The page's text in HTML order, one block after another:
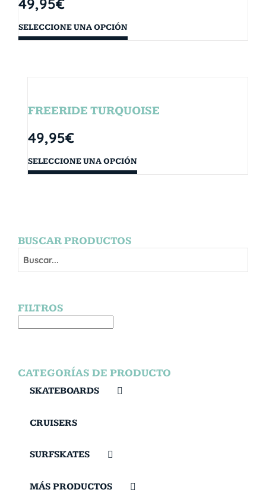
SELECCIONE UNA OPCIÓN
FREERIDE TURQUOISE
49,95€
SELECCIONE UNA OPCIÓN
BUSCAR PRODUCTOS
FILTROS
CATEGORÍAS DE PRODUCTO
SKATEBOARDS
CRUISERS
SURFSKATES
MÁS PRODUCTOS